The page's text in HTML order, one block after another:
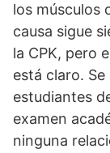
los músculos
causa sigue
la CPK, pero
está claro.
estudiantes
examen
ninguna